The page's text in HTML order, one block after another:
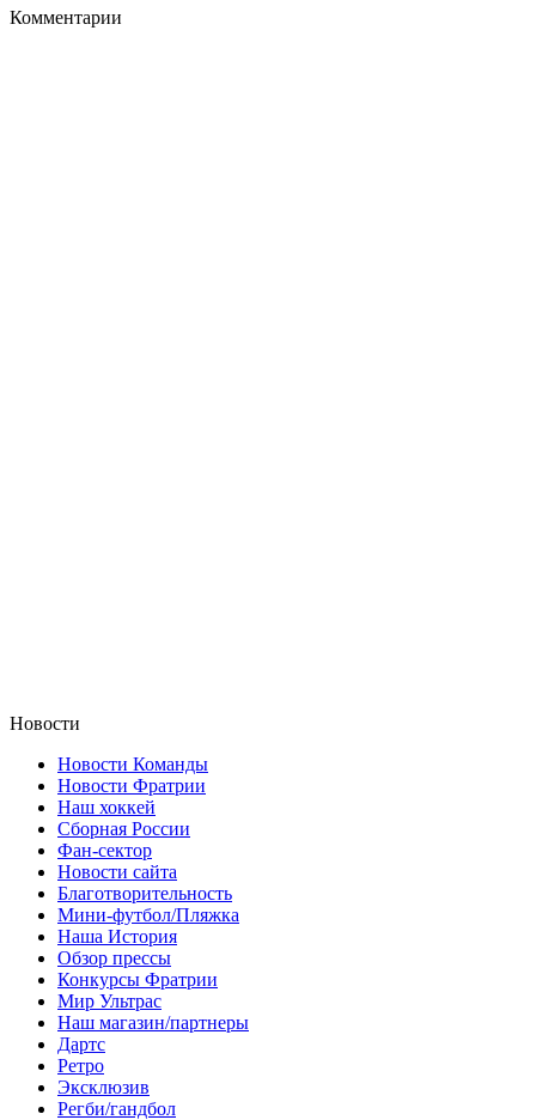
Комментарии
Новости
Новости Команды
Новости Фратрии
Наш хоккей
Сборная России
Фан-cектор
Новости сайта
Благотворительность
Мини-футбол/Пляжка
Наша История
Обзор прессы
Конкурсы Фратрии
Мир Ультрас
Наш магазин/партнеры
Дартс
Ретро
Эксклюзив
Регби/гандбол